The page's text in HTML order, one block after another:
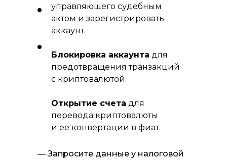
— Запросите данные у налоговой
управляющего судебным
актом и зарегистрировать
аккаунт.
Блокировка аккаунта для
предотвращения транзакций
с криптовалютой.
Открытие счета для
перевода криптовалюты
и ее конвертации в фиат.